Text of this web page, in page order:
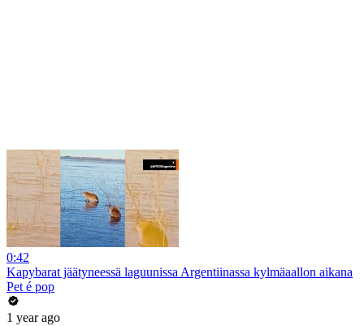
0:42
Kapybarat jäätyneessä laguunissa Argentiinassa kylmäaallon aikana
Pet é pop
1 year ago